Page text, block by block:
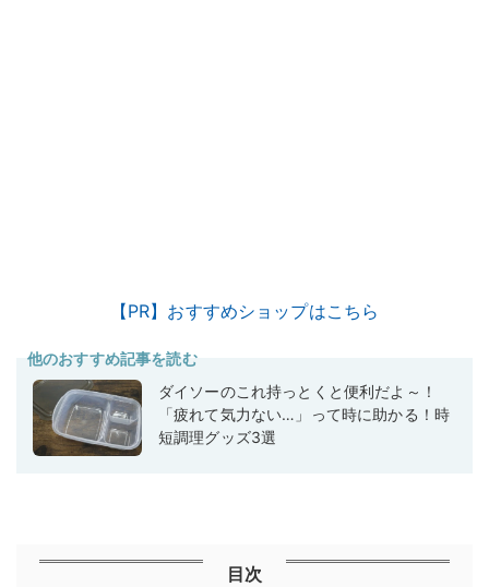
【PR】おすすめショップはこちら
他のおすすめ記事を読む
ダイソーのこれ持っとくと便利だよ～！
「疲れて気力ない…」って時に助かる！時
短調理グッズ3選
目次